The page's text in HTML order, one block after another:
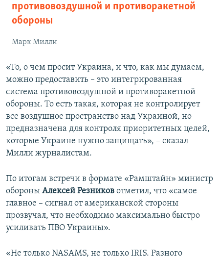
противовоздушной и противоракетной
обороны
Марк Милли
«То, о чем просит Украина, и что, как мы думаем,
можно предоставить – это интегрированная
система противовоздушной и противоракетной
обороны. То есть такая, которая не контролирует
все воздушное пространство над Украиной, но
предназначена для контроля приоритетных целей,
которые Украине нужно защищать», – сказал
Милли журналистам.
По итогам встречи в формате «Рамштайн» министр
обороны Алексей Резников отметил, что «самое
главное – сигнал от американской стороны
прозвучал, что необходимо максимально быстро
усиливать ПВО Украины».
«Не только NASAMS, не только IRIS. Разного